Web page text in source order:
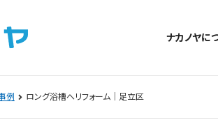
ナカノヤに
例 ロング浴槽へリフォーム｜足立区